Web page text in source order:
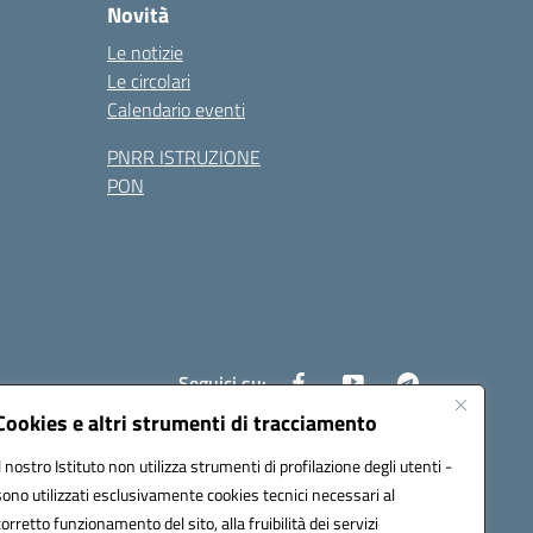
e altri strumenti di tracciamento
nostro Istituto non utilizza strumenti di profilazione degli utenti -
utilizzati esclusivamente cookies tecnici necessari al
funzionamento del sito, alla fruibilità dei servizi
Novità
Le notizie
Le circolari
Calendario eventi
PNRR ISTRUZIONE
PON
Seguici su: